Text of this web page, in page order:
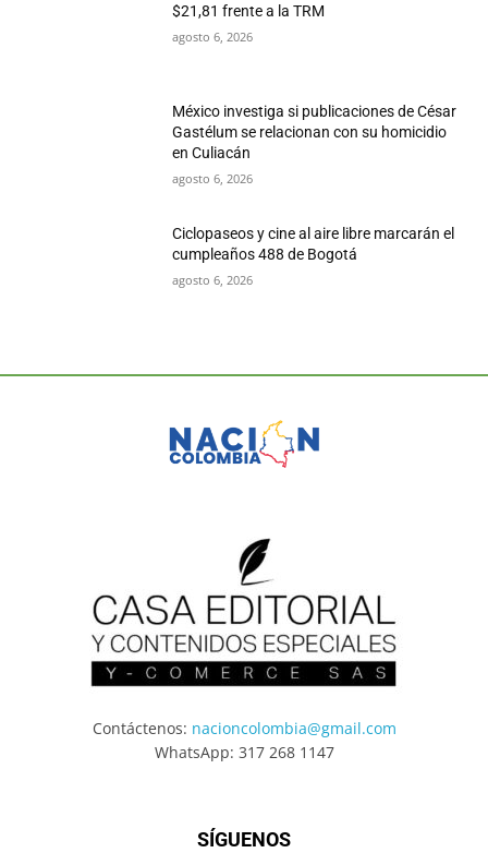
$21,81 frente a la TRM
agosto 6, 2026
México investiga si publicaciones de César
Gastélum se relacionan con su homicidio
en Culiacán
agosto 6, 2026
Ciclopaseos y cine al aire libre marcarán el
cumpleaños 488 de Bogotá
agosto 6, 2026
Contáctenos: nacioncolombia@gmail.com
WhatsApp: 317 268 1147
SÍGUENOS